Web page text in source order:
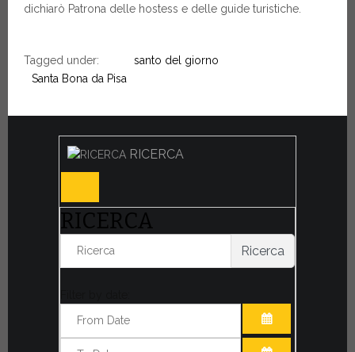
dichiarò Patrona delle hostess e delle guide turistiche.
Tagged under:
santo del giorno
Santa Bona da Pisa
RICERCA
RICERCA
Ricerca
APRI IL